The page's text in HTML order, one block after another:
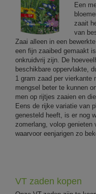
Een
zaait
van
Zaai alleen in een
een fijn zaaibed gemaakt
onkruidvrij zijn. De
beschikbare oppervlakte,
1 gram zaad per vierkante
mengsel beter te kunnen
men op rijtjes zaaien en
Eens de rijke variatie van
genesteld heeft, is er nog
zomerlang, volop genieten
waarvoor eenjarigen zo
VT zaden kopen